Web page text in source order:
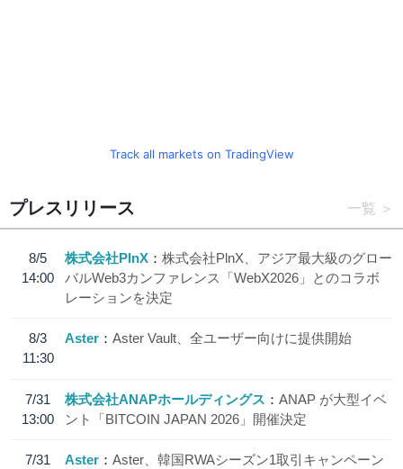
Track all markets on TradingView
プレスリリース 一覧
8/5
14:00
株式会社PlnX
株式会社PlnX、アジア最大級のグロー
バルWeb3カンファレンス「WebX2026」とのコラボ
レーションを決定
8/3
11:30
Aster Aster Vault、全ユーザー向けに提供開始
7/31
13:00
株式会社ANAPホールディングス
ANAP が大型イベ
ント「BITCOIN JAPAN 2026」開催決定
7/31
Aster
Aster、韓国RWAシーズン1取引キャンペーン